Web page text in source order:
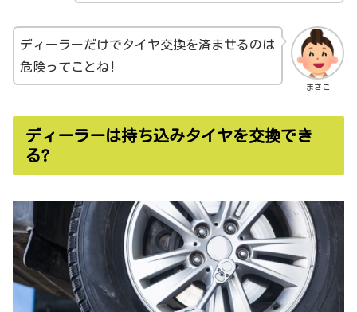
まさこ
ディーラーだけでタイヤ交換を済ませるのは
危険ってことね!
ディーラーは持ち込みタイヤを交換でき
る?